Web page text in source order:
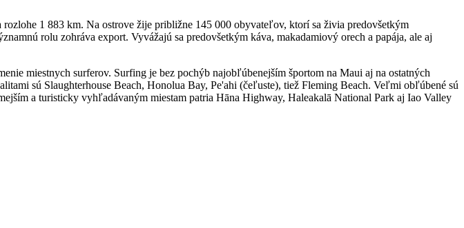
1 883 km. Na ostrove žije približne 145 000 obyvateľov, ktorí sa živia predovšetkým
rolu zohráva export. Vyvážajú sa predovšetkým káva, makadamiový orech a papája, ale aj
miestnych surferov. Surfing je bez pochýb najobľúbenejším športom na Maui aj na ostatných
sú Slaughterhouse Beach, Honolua Bay, Pe'ahi (čeľuste), tiež Fleming Beach. Veľmi obľúbené sú
a turisticky vyhľadávaným miestam patria Hāna Highway, Haleakalā National Park aj Iao Valley